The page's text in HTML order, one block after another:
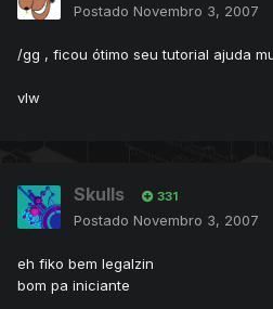
Postado Novembro 3, 2007
/gg , ficou ótimo seu tutorial ajuda
vlw
Skulls 331
Postado Novembro 3, 2007
eh fiko bem legalzin
bom pa iniciante